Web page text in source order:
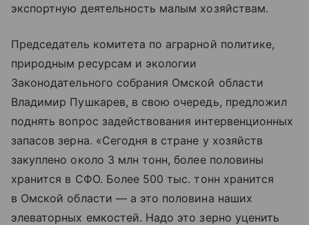
экспортную деятельность малым хозяйствам.
Председатель комитета по аграрной политике,
природным ресурсам и экологии
Законодательного собрания Омской области
Владимир Пушкарев, в свою очередь, предложил
поднять вопрос задействования интервенционных
запасов зерна. «Сегодня в стране у хозяйств
закуплено около 3 млн тонн, более половины
хранится в СФО. Более 500 тыс. тонн хранится
в Омской области — а это половина наших
элеваторных емкостей. Надо это зерно уценить